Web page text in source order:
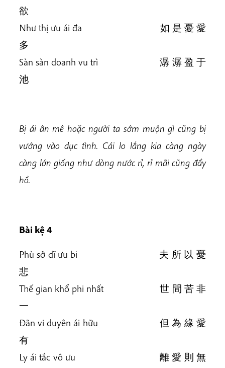
欲
Như thị ưu ái đa 如 是 憂 愛
多
Sàn sàn doanh vu trì 潺 潺 盈 于
池
Bị ái ân mê hoặc người ta sớm muộn gì cũng bị
vướng vào dục tình. Cái lo lắng kia càng ngày
càng lớn giống như dòng nước rỉ, rỉ mãi cũng đầy
hồ.
Bài kệ 4
Phù sở dĩ ưu bi 夫 所 以 憂
悲
Thế gian khổ phi nhất 世 間 苦 非
一
Đãn vi duyên ái hữu 但 為 緣 愛
有
Ly ái tắc vô ưu 離 愛 則 無